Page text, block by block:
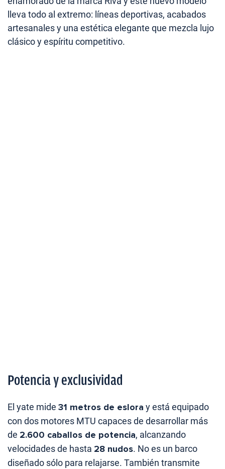
lleva todo al extremo: líneas deportivas, acabados
artesanales y una estética elegante que mezcla lujo
clásico y espíritu competitivo.
Potencia y exclusividad
El yate mide 31 metros de eslora y está equipado
con dos motores MTU capaces de desarrollar más
de 2.600 caballos de potencia, alcanzando
velocidades de hasta 28 nudos. No es un barco
diseñado sólo para relajarse. También transmite